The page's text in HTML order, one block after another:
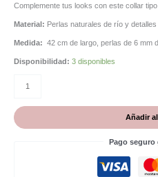
Complemente tus looks con este collar
Material: Perlas naturales de río y detalles
Medida: 42 cm de largo, perlas de 6 mm
Disponibilidad: 3 disponibles
Añadir
Pago seguro